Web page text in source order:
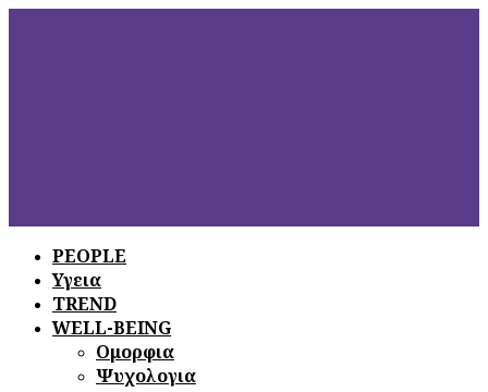
PEOPLE
Υγεια
TREND
WELL-BEING
Ομορφια
Ψυχολογια